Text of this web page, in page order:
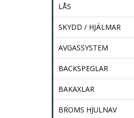
LÅS
SKYDD / HJÄLMAR
AVGASSYSTEM
BACKSPEGLAR
BAKAXLAR
BROMS HJULNAV